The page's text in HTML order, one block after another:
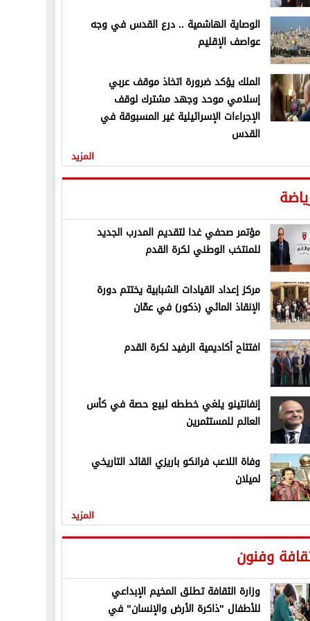
الوصاية الهاشمية .. درع القدس في وجه
عواصف الإقليم
الملك يؤكد ضرورة اتخاذ موقف عربي
إسلامي موحد وجهد مشترك لوقف
الإجراءات الإسرائيلية غير المسبوقة في
القدس
المزيد
مؤتمر صحفي غدا لتقديم المدرب الجديد
للمنتخب الوطني لكرة القدم
مركز إعداد القيادات الشبابية يختتم دورة
الإنقاذ المائي (ذكور) في عمّان
افتتاح أكاديمية الرفيد لكرة القدم
إنفانتينو يلغي خططه لبيع حصة في كأس
العالم للمستثمرين
وفاة اللاعب فرانكو باريزي القائد التاريخي
لميلان
المزيد
وفنون
وزارة الثقافة تطلق المخيم الإبداعي
للأطفال "ذاكرة الأرض والإنسان" في